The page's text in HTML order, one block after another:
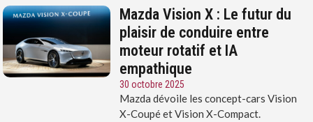
Mazda Vision X : Le futur du
plaisir de conduire entre
moteur rotatif et IA
empathique
30 octobre 2025
Mazda dévoile les concept-cars Vision
X-Coupé et Vision X-Compact.